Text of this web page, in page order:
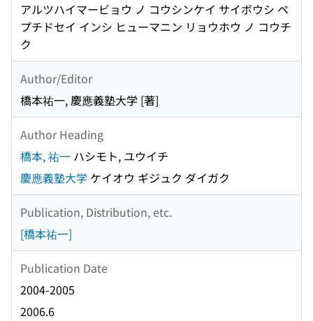
アルツハイマービョウ ノ コウシンケイ サイボウシ ペ
プチドセイ インシ ヒューマニン リョウホウ ノ コウチ
ク
Author/Editor
橋本祐一, 慶應義塾大学 [著]
Author Heading
橋本, 祐一 ハシモト, ユウイチ
慶應義塾大学 ケイオウ ギジュク ダイガク
Publication, Distribution, etc.
[橋本祐一]
Publication Date
2004-2005
2006.6